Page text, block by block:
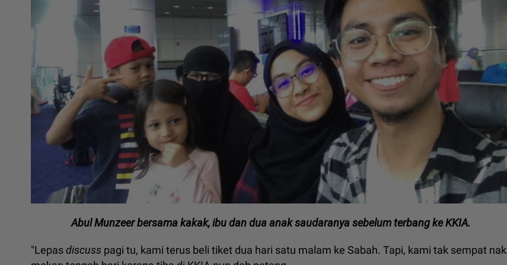
Abul Munzeer bersama kakak, ibu dan dua anak saudaranya sebelum terbang ke KKIA.
"Lepasdiscuss pagi tu, kami terus beli tiket dua hari satu malam ke Sabah. Tapi, kami tak sempat nak